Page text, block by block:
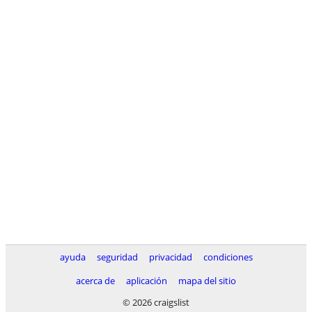
ayuda seguridad privacidad
condiciones
acerca de
aplicación
mapa del sitio
© 2026 craigslist